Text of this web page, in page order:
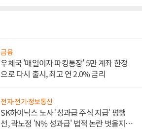
금융
우체국 '매일이자 파킹통장' 5만 계좌 한정
으로 다시 출시, 최고 연 2.0% 금리
전자·전기·정보통신
SK하이닉스 노사 '성과급 주식 지급' 평행
선, 곽노정 'N% 성과급' 법적 논란 벗을지 주